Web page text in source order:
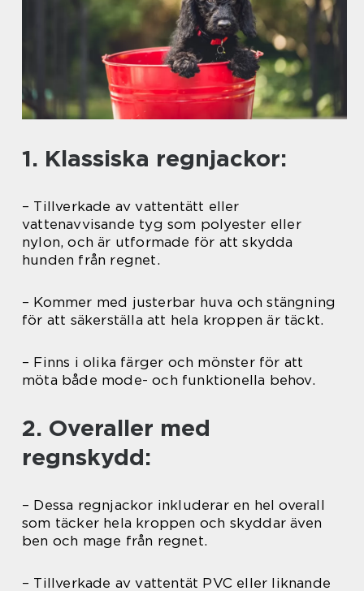
1. Klassiska regnjackor:
– Tillverkade av vattentätt eller
vattenavvisande tyg som polyester eller
nylon, och är utformade för att skydda
hunden från regnet.
– Kommer med justerbar huva och stängning
för att säkerställa att hela kroppen är täckt.
– Finns i olika färger och mönster för att
möta både mode- och funktionella behov.
2. Overaller med
regnskydd:
– Dessa regnjackor inkluderar en hel overall
som täcker hela kroppen och skyddar även
ben och mage från regnet.
– Tillverkade av vattentät PVC eller liknande